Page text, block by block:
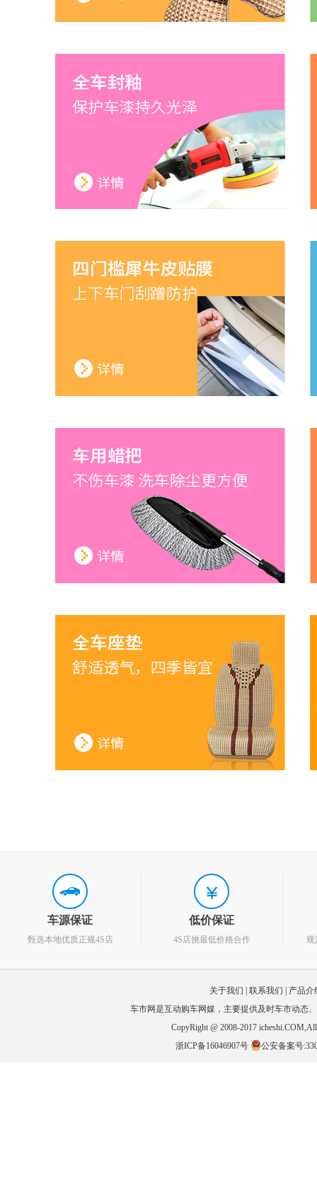
车源保证
甄选本地优质正规4S店
低价保证
4S店挑最低价格合作 规
关于我们 联系我们
产品介
车市网是互动购车网媒，主要提供及时车市动态
CopyRight @ 2008-2017
浙ICP备16046907号
公安备案号